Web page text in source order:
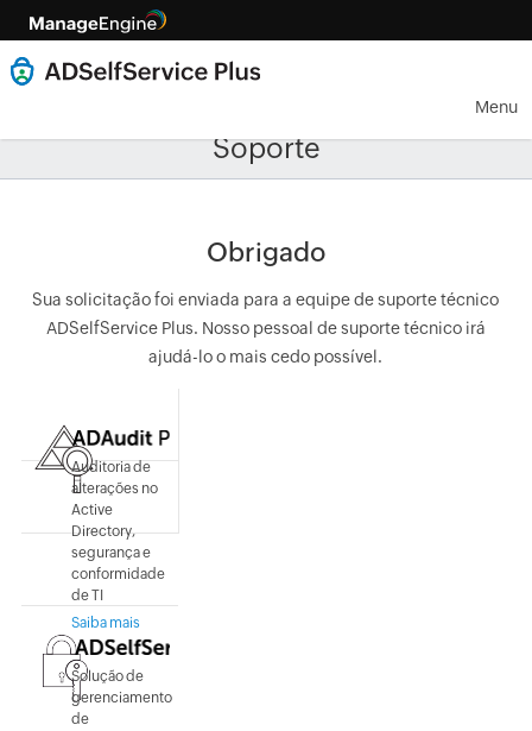
Menu
Soporte
Obrigado
Sua solicitação foi enviada para a equipe de suporte técnico
ADSelfService Plus. Nosso pessoal de suporte técnico irá
ajudá-lo o mais cedo possível.
Auditoria de
alterações no
Active
Directory,
segurança e
conformidade
de TI
Saiba mais
Solução de
gerenciamento
de